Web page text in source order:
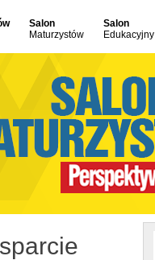
Salon
Maturzystów
Salon
Edukacyjny